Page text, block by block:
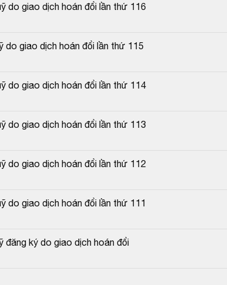
do giao dịch hoán đổi lần thứ 116
do giao dịch hoán đổi lần thứ 115
do giao dịch hoán đổi lần thứ 114
do giao dịch hoán đổi lần thứ 113
do giao dịch hoán đổi lần thứ 112
do giao dịch hoán đổi lần thứ 111
đăng ký do giao dịch hoán đổi